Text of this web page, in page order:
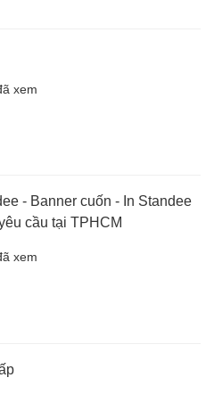
xem
- Banner cuốn - In Standee
cầu tại TPHCM
xem